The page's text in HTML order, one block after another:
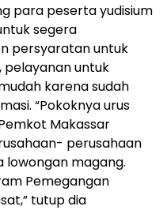
para peserta yudisium
segera
persyaratan untuk
pelayanan untuk
karena sudah
“Pokoknya urus
Makassar
perusahaan
lowongan magang.
Pemegangan
tutup dia